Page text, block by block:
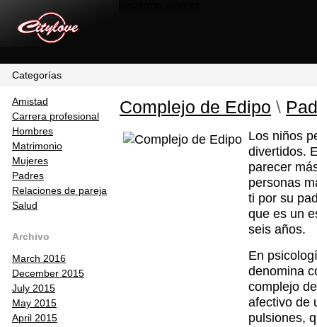
Categorías
Amistad
Carrera profesional
Hombres
Matrimonio
Mujeres
Padres
Relaciones de pareja
Salud
Archivo
March 2016
December 2015
July 2015
May 2015
April 2015
Complejo de Edipo \
Los niños
divertidos.
parecer
personas
ti por su
que es un
seis años.
En
denomina
complejo
afectivo de
pulsiones,